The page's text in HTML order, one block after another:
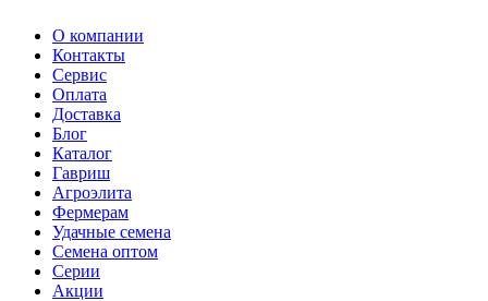
О компании
Контакты
Сервис
Оплата
Доставка
Блог
Каталог
Гавриш
Агроэлита
Фермерам
Удачные семена
Семена оптом
Серии
Акции